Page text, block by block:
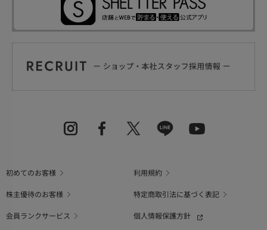
初めてのお客様
利用規約
株主優待のお客様
特定商取引法に基づく表記
会員ランクサービス
個人情報保護方針